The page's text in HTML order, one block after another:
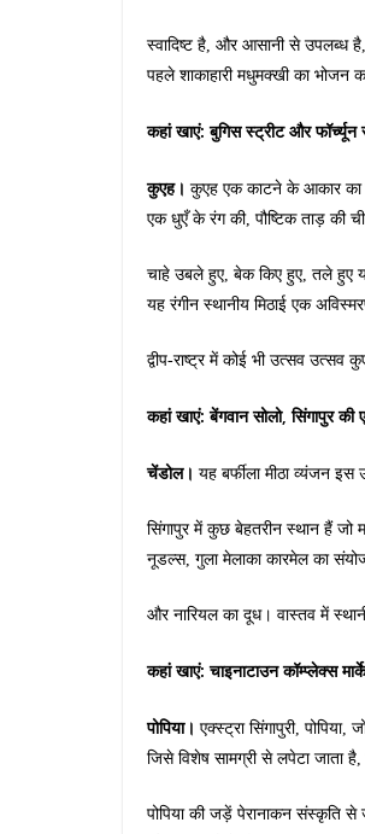
स्वादिष्ट है, और आसानी से उपलब्ध
पहले शाकाहारी मधुमक्खी का भोजन
कहां खाएं: बुगिस स्ट्रीट और
कुएह। कुएह एक काटने के आकार का
एक धुएँ के रंग की, पौष्टिक ताड़ की
चाहे उबले हुए, बेक किए हुए, तले हुए
यह रंगीन स्थानीय मिठाई एक
द्वीप-राष्ट्र में कोई भी उत्सव उत्सव
कहां खाएं: बेंगवान सोलो, सिंगापुर
चेंडोल। यह बर्फीला मीठा व्यंजन
सिंगापुर में कुछ बेहतरीन स्थान हैं जो
नूडल्स, गुला मेलाका कारमेल का
और नारियल का दूध। वास्तव में
कहां खाएं: चाइनाटाउन कॉम्प्लेक्स
पोपिया। एक्स्ट्रा सिंगापुरी,
जिसे विशेष सामग्री से लपेटा जाता है,
पोपिया की जड़ें पेरानाकन संस्कृति से